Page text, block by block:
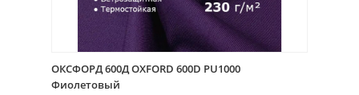
ОКСФОРД 600Д OXFORD 600D PU1000
Фиолетовый